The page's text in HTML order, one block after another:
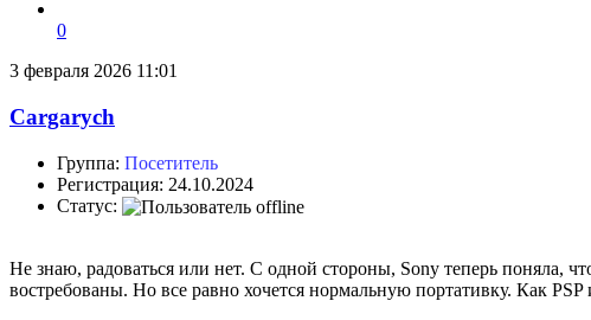
0
3 февраля 2026 11:01
Cargarych
Группа: Посетитель
Регистрация: 24.10.2024
Статус:
Не знаю, радоваться или нет. С одной стороны, Sony теперь поняла,
востребованы. Но все равно хочется нормальную портативку. Как PSP